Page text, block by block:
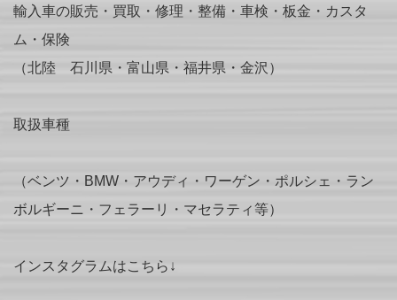
輸入車の販売・買取・修理・整備・車検・板金・カスタ
ム・保険
（北陸 石川県・富山県・福井県・金沢）
取扱車種
（ベンツ・BMW・アウディ・ワーゲン・ポルシェ・ラン
ボルギーニ・フェラーリ・マセラティ等）
インスタグラムはこちら↓